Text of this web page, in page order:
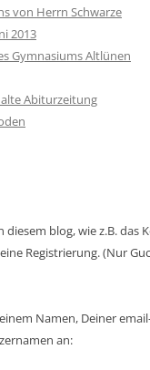
von Herrn Schwarze
2013
Gymnasiums Altlünen
alte Abiturzeitung
diesem blog, wie z.B. das
Registrierung. (Nur
Namen, Deiner
an: